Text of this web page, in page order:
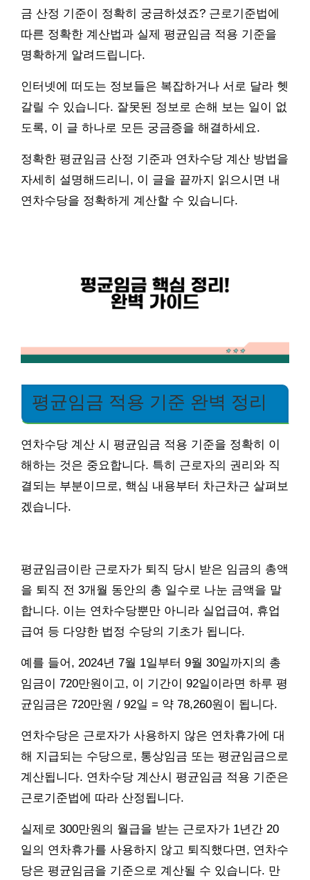
금 산정 기준이 정확히 궁금하셨죠? 근로기준법에
따른 정확한 계산법과 실제 평균임금 적용 기준을
명확하게 알려드립니다.
인터넷에 떠도는 정보들은 복잡하거나 서로 달라 헷
갈릴 수 있습니다. 잘못된 정보로 손해 보는 일이 없
도록, 이 글 하나로 모든 궁금증을 해결하세요.
정확한 평균임금 산정 기준과 연차수당 계산 방법을
자세히 설명해드리니, 이 글을 끝까지 읽으시면 내
연차수당을 정확하게 계산할 수 있습니다.
평균임금 적용 기준 완벽 정리
연차수당 계산 시 평균임금 적용 기준을 정확히 이
해하는 것은 중요합니다. 특히 근로자의 권리와 직
결되는 부분이므로, 핵심 내용부터 차근차근 살펴보
겠습니다.
평균임금이란 근로자가 퇴직 당시 받은 임금의 총액
을 퇴직 전 3개월 동안의 총 일수로 나눈 금액을 말
합니다. 이는 연차수당뿐만 아니라 실업급여, 휴업
급여 등 다양한 법정 수당의 기초가 됩니다.
예를 들어, 2024년 7월 1일부터 9월 30일까지의 총
임금이 720만원이고, 이 기간이 92일이라면 하루 평
균임금은 720만원 / 92일 = 약 78,260원이 됩니다.
연차수당은 근로자가 사용하지 않은 연차휴가에 대
해 지급되는 수당으로, 통상임금 또는 평균임금으로
계산됩니다. 연차수당 계산시 평균임금 적용 기준은
근로기준법에 따라 산정됩니다.
실제로 300만원의 월급을 받는 근로자가 1년간 20
일의 연차휴가를 사용하지 않고 퇴직했다면, 연차수
당은 평균임금을 기준으로 계산될 수 있습니다. 만